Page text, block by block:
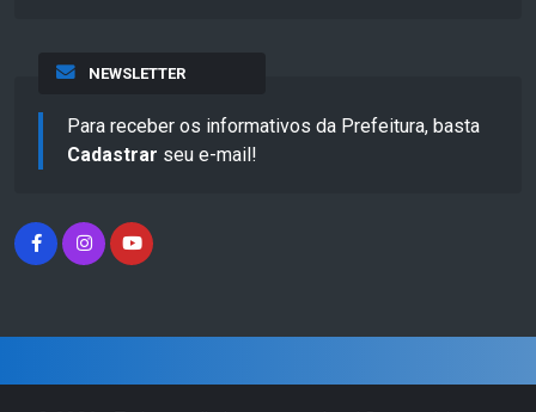
NEWSLETTER
Para receber os informativos da Prefeitura, basta
Cadastrar seu e-mail!